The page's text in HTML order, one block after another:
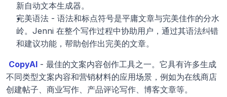
新自动文本生成器。
完美语法 - 语法和标点符号是平庸文章与完美佳作的分水
岭。Jenni 在整个写作过程中协助用户，通过其语法纠错
和建议功能，帮助创作出完美的文章。
CopyAI - 最佳的文案内容创作工具之一。它具有许多生成
不同类型文案内容和营销材料的应用场景，例如为在线商店
创建帖子、商业写作、产品评论写作、博客文章等。